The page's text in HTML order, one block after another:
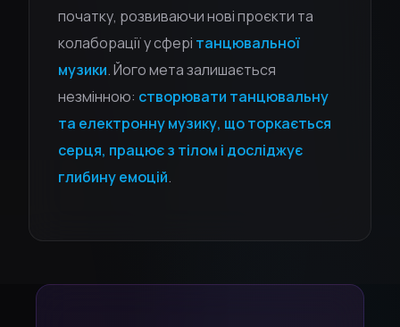
початку, розвиваючи нові проєкти та
колаборації у сфері танцювальної
музики. Його мета залишається
незмінною: створювати танцювальну
та електронну музику, що торкається
серця, працює з тілом і досліджує
глибину емоцій.